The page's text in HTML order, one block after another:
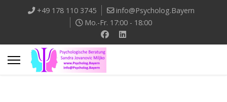
+49 178 110 3745
info@Psycholog.Bayern
Mo.-Fr. 17:00 - 18:00